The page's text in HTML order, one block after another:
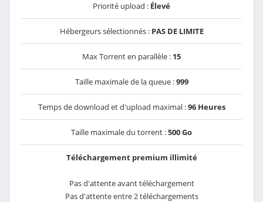
Priorité upload : Élevé
Hébergeurs sélectionnés : PAS DE LIMITE
Max Torrent en parallèle : 15
Taille maximale de la queue :999
Temps de download et d'upload maximal :96 Heures
Taille maximale du torrent :500 Go
Téléchargement premium illimité
Pas d'attente avant téléchargement
Pas d'attente entre 2 téléchargements